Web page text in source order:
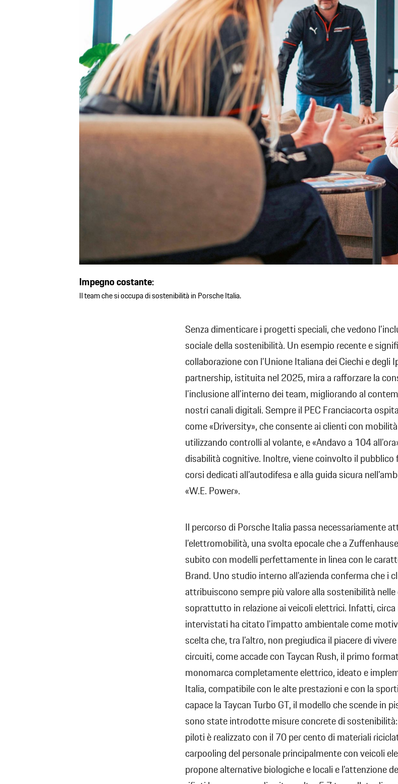
Impegno costante:
Il team che si occupa di sostenibilità in Porsche Italia.
Senza dimenticare i progetti speciali, che vedono
sociale della sostenibilità. Un esempio recente e
collaborazione con l’Unione Italiana dei Ciechi e degli
partnership, istituita nel 2025, mira a rafforzare la
l’inclusione all’interno dei team, migliorando al
nostri canali digitali. Sempre il PEC Franciacorta
come «Driversity», che consente ai clienti con
utilizzando controlli al volante, e «Andavo a 104
disabilità cognitive. Inoltre, viene coinvolto il
corsi dedicati all’autodifesa e alla guida sicura
«W.E. Power».
Il percorso di Porsche Italia passa necessariamente
l’elettromobilità, una svolta epocale che a
subito con modelli perfettamente in linea con le
Brand. Uno studio interno all’azienda conferma che i
attribuiscono sempre più valore alla sostenibilità
soprattutto in relazione ai veicoli elettrici. Infatti,
intervistati ha citato l’impatto ambientale come
scelta che, tra l’altro, non pregiudica il piacere di
circuiti, come accade con Taycan Rush, il primo
monomarca completamente elettrico, ideato e
Italia, compatibile con le alte prestazioni e con la
capace la Taycan Turbo GT, il modello che scende in
sono state introdotte misure concrete di sostenibilità:
piloti è realizzato con il 70 per cento di materiali
carpooling del personale principalmente con veicoli
propone alternative biologiche e locali e l’attenzione